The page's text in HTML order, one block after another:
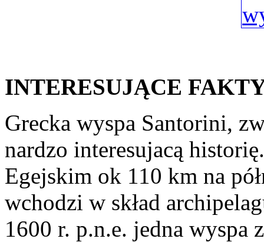
INTERESUJĄCE
Grecka wyspa Santorini,
nardzo interesujacą
Egejskim ok 110 km na
wchodzi w skład
1600 r. p.n.e. jedna wyspa